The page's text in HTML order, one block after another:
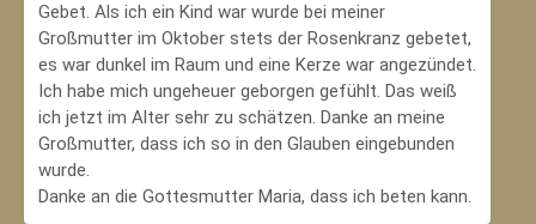
Gebet. Als ich ein Kind war wurde bei meiner
Großmutter im Oktober stets der Rosenkranz gebetet,
es war dunkel im Raum und eine Kerze war angezündet.
Ich habe mich ungeheuer geborgen gefühlt. Das weiß
ich jetzt im Alter sehr zu schätzen. Danke an meine
Großmutter, dass ich so in den Glauben eingebunden
wurde.
Danke an die Gottesmutter Maria, dass ich beten kann.